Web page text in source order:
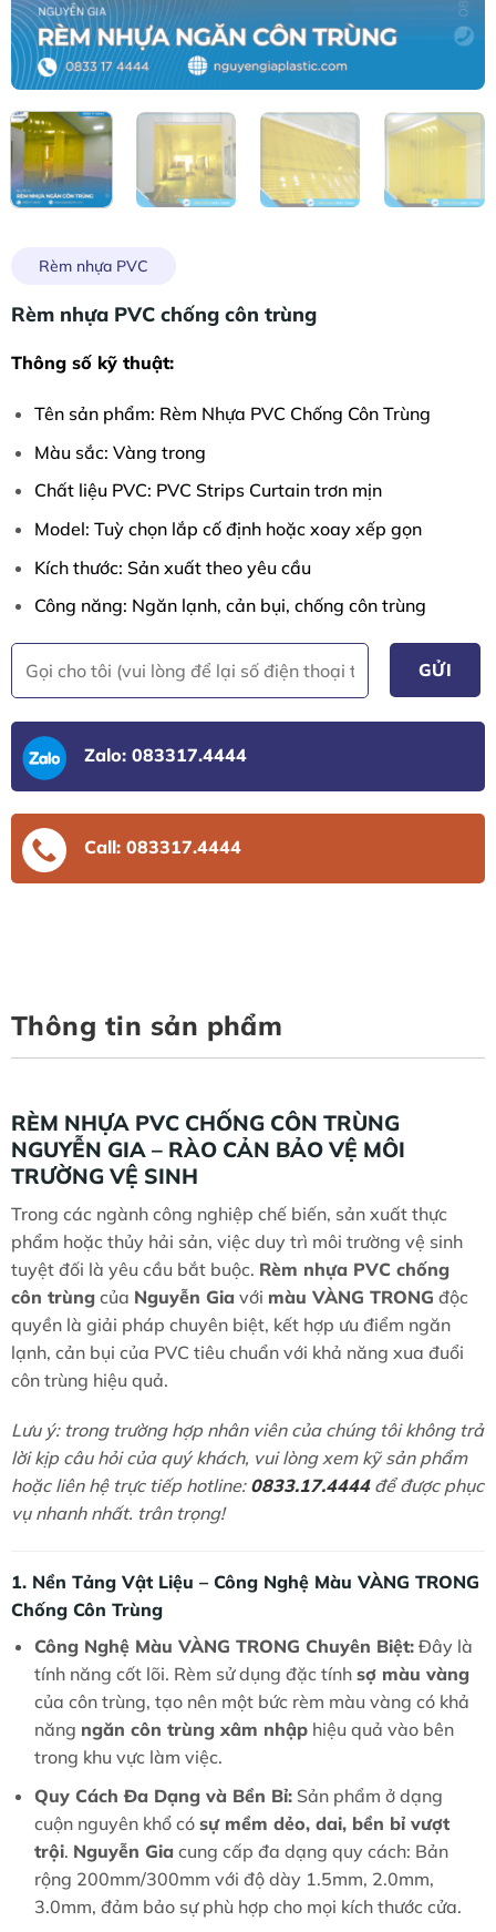
Rèm nhựa PVC
Rèm nhựa PVC chống côn trùng
Thông số kỹ thuật:
Tên sản phẩm: Rèm Nhựa PVC Chống Côn Trùng
Màu sắc: Vàng trong
Chất liệu PVC: PVC Strips Curtain trơn mịn
Model: Tuỳ chọn lắp cố định hoặc xoay xếp gọn
Kích thước: Sản xuất theo yêu cầu
Công năng: Ngăn lạnh, cản bụi, chống côn trùng
Zalo: 083317.4444
Call: 083317.4444
Thông tin sản phẩm
RÈM NHỰA PVC CHỐNG CÔN TRÙNG
NGUYỄN GIA – RÀO CẢN BẢO VỆ MÔI
TRƯỜNG VỆ SINH
Trong các ngành công nghiệp chế biến, sản xuất thực
phẩm hoặc thủy hải sản, việc duy trì môi trường vệ sinh
tuyệt đối là yêu cầu bắt buộc. Rèm nhựa PVC chống
côn trùngcủa Nguyễn Giavới màu VÀNG TRONG độc
quyền là giải pháp chuyên biệt, kết hợp ưu điểm ngăn
lạnh, cản bụi của PVC tiêu chuẩn với khả năng xua đuổi
côn trùng hiệu quả.
Lưu ý: trong trường hợp nhân viên của chúng tôi không trả
lời kịp câu hỏi của quý khách, vui lòng xem kỹ sản phẩm
hoặc liên hệ trực tiếp hotline: 0833.17.4444để được phục
vụ nhanh nhất. trân trọng!
1. Nền Tảng Vật Liệu – Công Nghệ Màu VÀNG TRONG
Chống Côn Trùng
Công Nghệ Màu VÀNG TRONG Chuyên Biệt:Đây là
tính năng cốt lõi. Rèm sử dụng đặc tính sợ màu vàng
của côn trùng, tạo nên một bức rèm màu vàng có khả
năng ngăn côn trùng xâm nhậphiệu quả vào bên
trong khu vực làm việc.
Quy Cách Đa Dạng và Bền Bỉ:Sản phẩm ở dạng
cuộn nguyên khổ có sự mềm dẻo, dai, bền bỉ vượt
trội. Nguyễn Giacung cấp đa dạng quy cách: Bản
rộng 200mm/300mm với độ dày 1.5mm, 2.0mm,
3.0mm, đảm bảo sự phù hợp cho mọi kích thước cửa.